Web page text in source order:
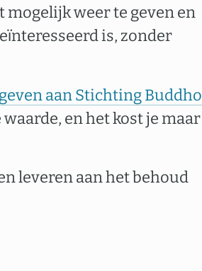
mogelijk weer te geven en
is, zonder
aan Stichting Buddho
en het kost je maar
leveren aan het behoud